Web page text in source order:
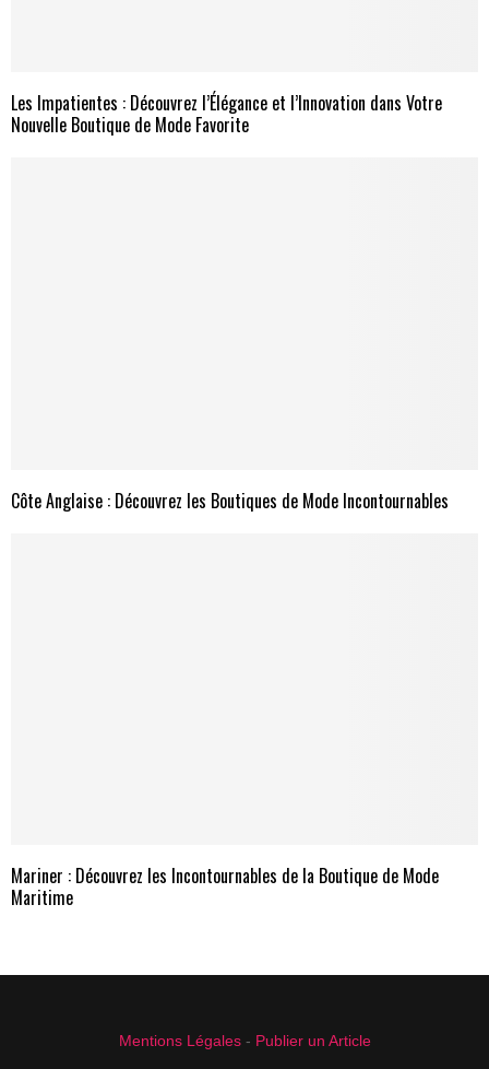
Les Impatientes : Découvrez l’Élégance et l’Innovation dans Votre
Nouvelle Boutique de Mode Favorite
Côte Anglaise : Découvrez les Boutiques de Mode Incontournables
Mariner : Découvrez les Incontournables de la Boutique de Mode
Maritime
Mentions Légales- Publier un Article